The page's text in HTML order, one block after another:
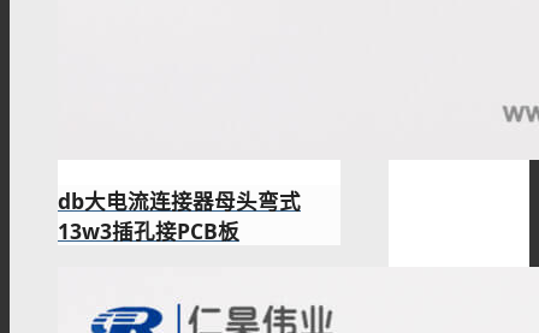
db大电流连接器母头弯式
13w3插孔接PCB板